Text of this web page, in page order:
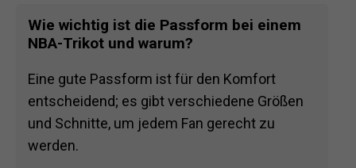
Wie wichtig ist die Passform bei einem
NBA-Trikot und warum?
Eine gute Passform ist für den Komfort
entscheidend; es gibt verschiedene Größen
und Schnitte, um jedem Fan gerecht zu
werden.